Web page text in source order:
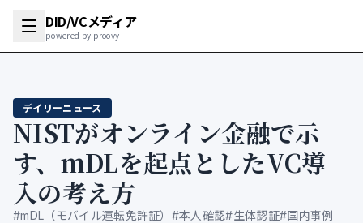
DID/VCメディア
powered by proovy
デイリーニュース
NISTがオンライン金融で示
す、mDLを起点としたVC導
入の考え方
#mDL（モバイル運転免許証） #本人確認#生体認証#国内事例